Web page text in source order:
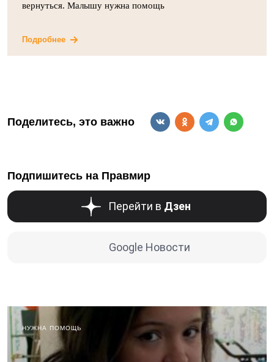
вернуться. Малышу нужна помощь
Подробнее
Поделитесь, это важно
Подпишитесь на Правмир
Перейти в Дзен
Google Новости
НУЖНА ПОМОЩЬ